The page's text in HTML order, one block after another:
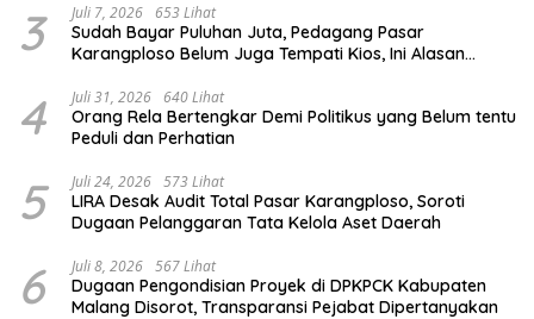
3 Juli 7, 2026 653 Lihat
Sudah Bayar Puluhan Juta, Pedagang Pasar
Karangploso Belum Juga Tempati Kios, Ini Alasan
4 Juli 31, 2026 640 Lihat
Orang Rela Bertengkar Demi Politikus yang Belum tentu
Peduli dan Perhatian
5 Juli 24, 2026 573 Lihat
LIRA Desak Audit Total Pasar Karangploso, Soroti
Dugaan Pelanggaran Tata Kelola Aset Daerah
6 Juli 8, 2026 567 Lihat
Dugaan Pengondisian Proyek di DPKPCK Kabupaten
Malang Disorot, Transparansi Pejabat Dipertanyakan